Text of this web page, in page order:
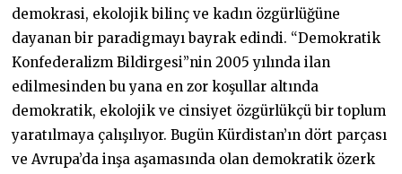
demokrasi, ekolojik bilinç ve kadın özgürlüğüne
dayanan bir paradigmayı bayrak edindi. “Demokratik
Konfederalizm Bildirgesi”nin 2005 yılında ilan
edilmesinden bu yana en zor koşullar altında
demokratik, ekolojik ve cinsiyet özgürlükçü bir toplum
yaratılmaya çalışılıyor. Bugün Kürdistan’ın dört parçası
ve Avrupa’da inşa aşamasında olan demokratik özerk